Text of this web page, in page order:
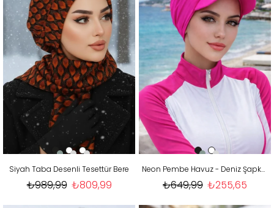
Siyah Taba Desenli Tesettür Bere
₺809,99
₺989,99
Neon Pembe Havuz - Deniz Şapkası / Mayo Üstüne Kullanılabilir
₺255,65
₺649,99